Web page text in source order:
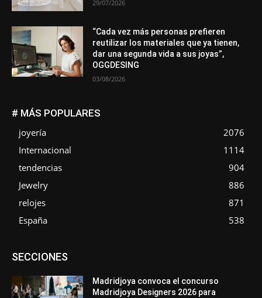
29/07/2026
“Cada vez más personas prefieren
reutilizar los materiales que ya tienen,
dar una segunda vida a sus joyas”,
OGGDESING
03/08/2026
# MÁS POPULARES
joyería
2076
Internacional
1114
tendencias
904
Jewelry
886
relojes
871
España
538
SECCIONESAsociaciones
Entrevistas
Mundo Técnico
Novedades Opiniones
Perspectiva
Premios
Secciones Sin categoría
Madridjoya convoca el concurso
Madridjoya Designers 2026 para